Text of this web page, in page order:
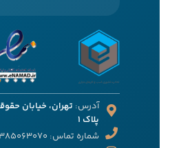
آدرس: تهران، خیابان
پلاک 1
شماره تماس: 09385063070